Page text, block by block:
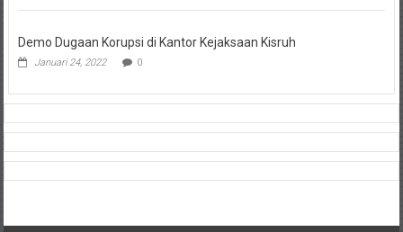
Demo Dugaan Korupsi di Kantor Kejaksaan Kisruh
Januari 24, 2022 0